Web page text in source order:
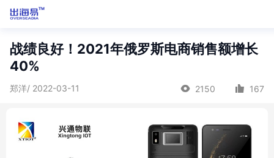
战绩良好！2021年俄罗斯电商销售额增长
40%
郑洋/ 2022-03-11 2150 167